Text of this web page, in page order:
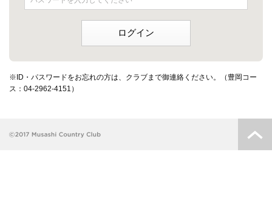
※ID・パスワードをお忘れの方は、クラブまで御連絡ください。（豊岡コー
ス：04-2962-4151）